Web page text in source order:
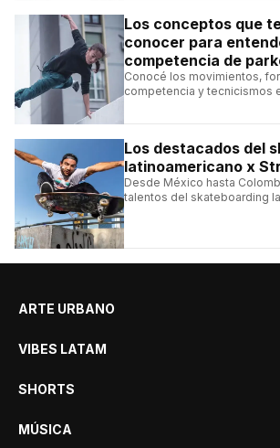
Los conceptos que
conocer para
competencia de
Conocé los movimientos,
competencia y tecnicismos
Los destacados del
latinoamericano x
Desde México hasta
talentos del skateboarding
ARTE URBANO
VIBES LATAM
SHORTS
MÚSICA